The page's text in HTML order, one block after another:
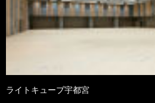
ライトキューブ宇都宮